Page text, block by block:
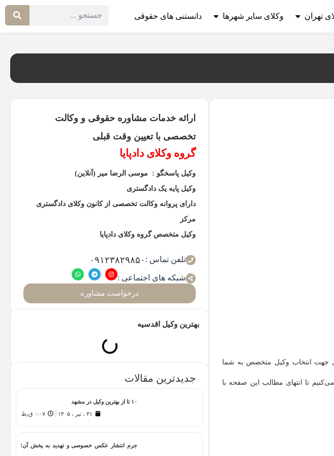
تهران وکلای سایر شهرها دانستنی های حقوقی
جهت انتخاب وکیل متخصص به شما
تا انتهای مطالب این صفحه با
ارائه خدمات مشاوره حقوقی و وکالت
تخصصی با تعیین وقت قبلی
گروه وکلای دادپایا
وکیل پاسخگو : موسی الرضا میر (آنلاین)
وکیل پایه یک دادگستری
دارای پروانه وکالت تخصصی از کانون وکلای دادگستری
مرکز
وکیل متخصص گروه وکلای دادپایا
تلفن تماس : ۰۹۱۲۳۸۲۹۸۵۰
شبکه های اجتماعی :
درخواست مشاوره
بهترین وکیل اقدسیه
جدیدترین مقالات
۱۰ تا از بهترین وکیل در مشهد
۳۱ ، تیر ، ۱۴۰۵
۰:۰۷ ق٫ظ
جرم انتشار عکس خصوصی و تهدید به پخش آن؛